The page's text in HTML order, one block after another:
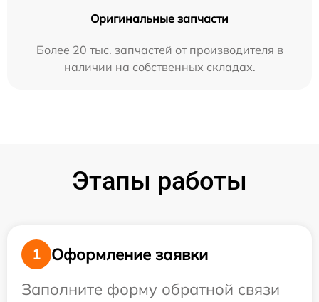
Оригинальные запчасти
Более 20 тыс. запчастей от производителя в
наличии на собственных складах.
Этапы работы
1
Оформление заявки
Заполните форму обратной связи